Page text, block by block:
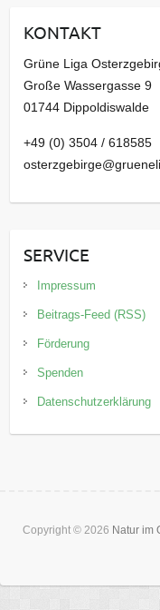
v
KONTAKT
Grüne Liga
Große Wassergasse 9
01744 Dippoldiswalde
+49 (0) 3504 / 618585
SERVICE
Impressum
Beitrags-Feed (RSS)
Förderung
Spenden
Datenschutzerklärung
Copyright © 2026 Natur im